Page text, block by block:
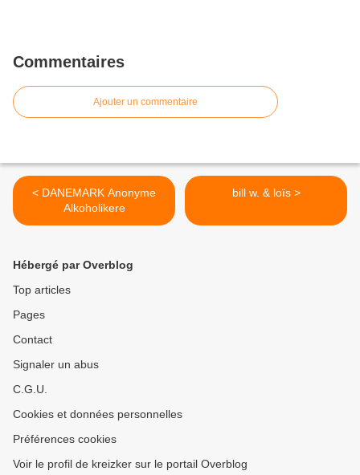
Commentaires
Ajouter un commentaire
< DANEMARK Anonyme
Alkoholikere
bill w. & loïs >
Hébergé par Overblog
Top articles
Pages
Contact
Signaler un abus
C.G.U.
Cookies et données personnelles
Préférences cookies
Voir le profil de kreizker sur le portail Overblog